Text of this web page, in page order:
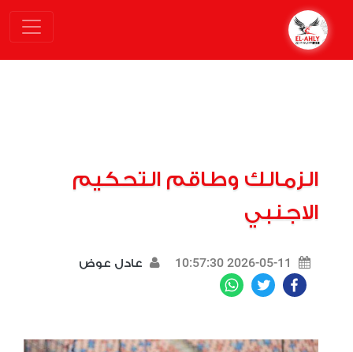
الزمالك وطاقم التحكيم
الاجنبي
2026-05-11 10:57:30 عادل عوض
Facebook
Twitter